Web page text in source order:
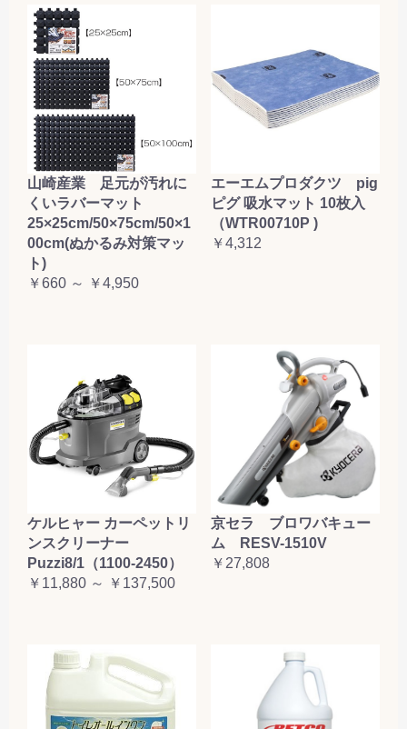
山崎産業 足元が汚れに
くいラバーマット
25×25cm/50×75cm/50×1
00cm(ぬかるみ対策マッ
ト)
￥660 ～ ￥4,950
エーエムプロダクツ pig
ピグ 吸水マット 10枚入
（WTR00710P )
￥4,312
ケルヒャー カーペットリ
ンスクリーナー
Puzzi8/1（1100-2450）
￥11,880 ～ ￥137,500
京セラ ブロワバキュー
ム RESV-1510V
￥27,808